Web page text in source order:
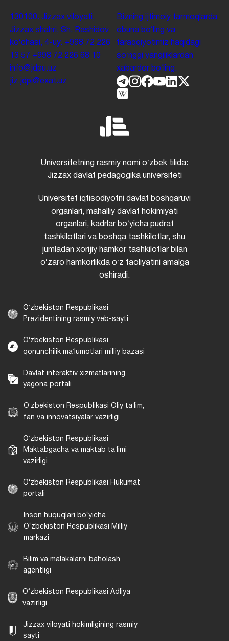
130100. Jizzax viloyati,
Jizzax shahri, Sh. Rashidov
koʻchasi, 4-uy. +998 72 226
13 57 +998 72 226 68 10
info@jdpu.uz
jiz.jdpi@exat.uz
Bizning ijtimoiy tarmoqlarda
obuna boʻling va
taraqqiyotimiz haqidagi
soʻnggi yangiliklardan
xabardor boʻling.
Universitetning rasmiy nomi oʻzbek tilida:
Jizzax davlat pedagogika universiteti
Universitet iqtisodiyotni davlat boshqaruvi
organlari, mahalliy davlat hokimiyati
organlari, kadrlar boʻyicha pudrat
tashkilotlari va boshqa tashkilotlar, shu
jumladan xorijiy hamkor tashkilotlar bilan
oʻzaro hamkorlikda oʻz faoliyatini amalga
oshiradi.
Oʻzbekiston Respublikasi
Prezidentining rasmiy veb-sayti
Oʻzbekiston Respublikasi
qonunchilik maʼlumotlari milliy bazasi
Davlat interaktiv xizmatlarining
yagona portali
Oʻzbekiston Respublikasi Oliy taʼlim,
fan va innovatsiyalar vazirligi
Oʻzbekiston Respublikasi
Maktabgacha va maktab taʼlimi
vazirligi
Oʻzbekiston Respublikasi Hukumat
portali
Inson huquqlari bo‘yicha
O‘zbekiston Respublikasi Milliy
markazi
Bilim va malakalarni baholash
agentligi
O‘zbekiston Respublikasi Adliya
vazirligi
Jizzax viloyati hokimligining rasmiy
sayti